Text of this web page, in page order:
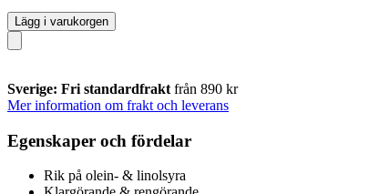
Lägg i varukorgen
Sverige: Fri standardfrakt från 890 kr
Mer information om frakt och leverans
Egenskaper och fördelar
Rik på olein- & linolsyra